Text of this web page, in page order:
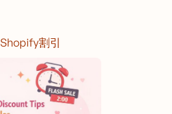
Shopify割引